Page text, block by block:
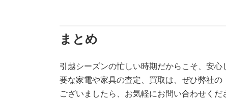
まとめ
引越シーズンの忙しい時期だからこそ、安
要な家電や家具の査定、買取は、ぜひ弊社
ございましたら、お気軽にお問い合わせくだ